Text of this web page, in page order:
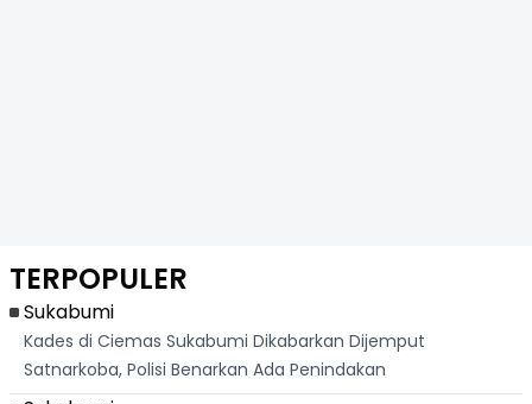
TERPOPULER
Sukabumi
Kades di Ciemas Sukabumi Dikabarkan Dijemput
Satnarkoba, Polisi Benarkan Ada Penindakan